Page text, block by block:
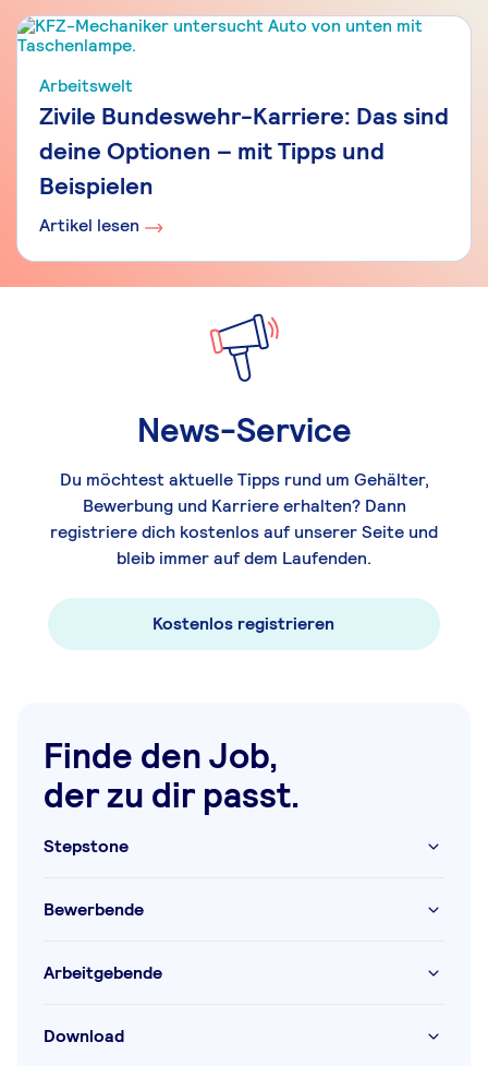
Arbeitswelt
Zivile Bundeswehr-Karriere: Das sind
deine Optionen – mit Tipps und
Beispielen
Artikel lesen
News-Service
Du möchtest aktuelle Tipps rund um Gehälter,
Bewerbung und Karriere erhalten? Dann
registriere dich kostenlos auf unserer Seite und
bleib immer auf dem Laufenden.
Kostenlos registrieren
Finde den Job,
der zu dir passt.
Stepstone
Bewerbende
Arbeitgebende
Download